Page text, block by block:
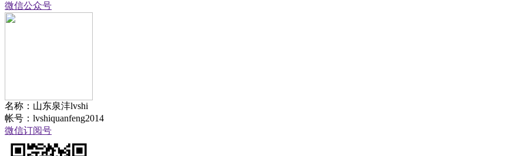
微信公众号
名称：山东泉沣lvshi
帐号：lvshiquanfeng2014
微信订阅号